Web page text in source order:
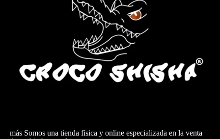
más Somos una tienda física y online especializada en la venta